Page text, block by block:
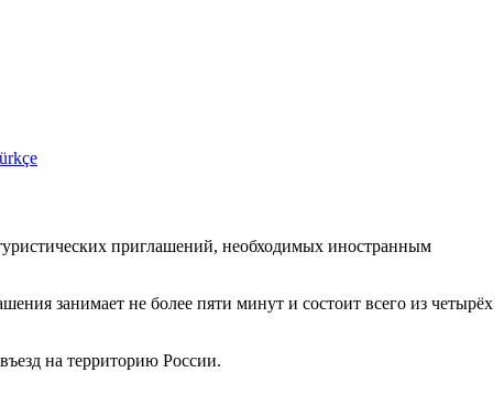
приглашений, необходимых иностранным
занимает не более пяти минут и состоит всего из четырёх
на территорию России.